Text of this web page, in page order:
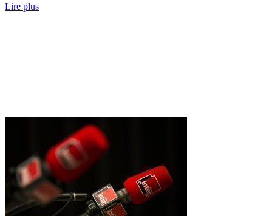
Lire plus